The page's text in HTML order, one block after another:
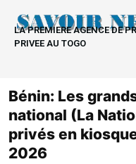
contenu
LA PREMIERE AGENCE DE
PRIVEE AU TOGO
Bénin: Les
national (La
privés en
2026